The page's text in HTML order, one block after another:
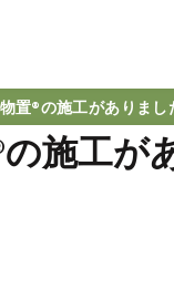
置®の施工がありまし
施工が